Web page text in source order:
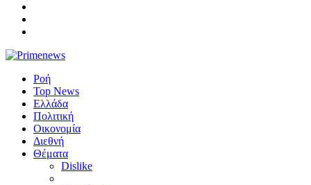
Ροή
Top News
Ελλάδα
Πολιτική
Οικονομία
Διεθνή
Θέματα
Dislike